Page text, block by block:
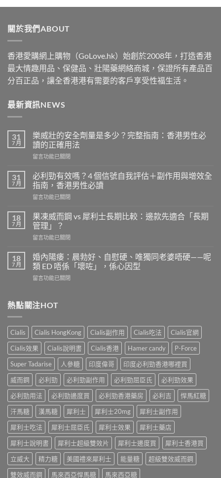
$519
關於我們ABOUT
香港愛購網上購物（GoLove.hk）始創於2008年，打造香港
最大情趣用品、保健品、壯陽藥網絡商城，保證所有產品百
分百正品，讓全香港港有需要的客戶享受性福生活。
最新資訊NEWS
31
7 月
樂威壯的安全劑量是多少？完整指南：香港男性必
讀的正確用法
在
威
壯
的
安
劑
量
是
多
完
整
南：
男
讀
的
正
確
用
法〉
留言功能已關閉
31
7 月
必利勁有效嗎？4 個信號自我評估＋副作用與增效全
指南，香港男性必讀
在
利
勁
有
效
4
個
信
號
評
副
作
用
與
增
效
指
南，
香
男
性
必
讀〉
留言功能已關閉
18
7 月
果凍威而鋼 vs 犀利士長期比較：邊款先適合「長期
管理」？
在
凍
威
而
鋼
利
期
比
較：
邊
款
先
合
「長
期
理」？〉
中
留言功能已關閉
18
7 月
婚內陽痿：晨勃好、自慰硬、唯獨同老婆唔硬——呢
類 ED 唔係「壞咗」，係心因型
在
陽
痿：
勃
好、
自
慰
硬、
唯
同
老
婆
硬
——
呢
類
ED
係
留言功能已關閉
熱點關注HOT
Cialis Cialis HongKong Cialis副作用 Cialis吃法
Cialis官網
Cialis效果
Cialis說明書 Cialis香港 Hamer candy
P-Force
Super Tadarise
人參糖 印度偉哥
印度必利勁香港哪裡買
威而鋼
必利勁 必利勁副作用 必利勁屈臣氏
必利勁效果
必利勁用法
必利勁邊度買 必利勁香港藥房 必利吉
悍馬紅糖
汗馬糖
漢馬糖 犀利士 犀利士20mg
犀利士副作用
犀利士吃法
犀利士屈臣氏 犀利士效果
犀利士藥店
犀利士說明書
犀利士超級雙效片 犀利士邊度買
犀利士香港買
立威大
精力糖 美國禮來犀利士 能量糖
超級雙效威而鋼
雙效威而鋼
馬來西亞悍馬糖 馬來西亞糖